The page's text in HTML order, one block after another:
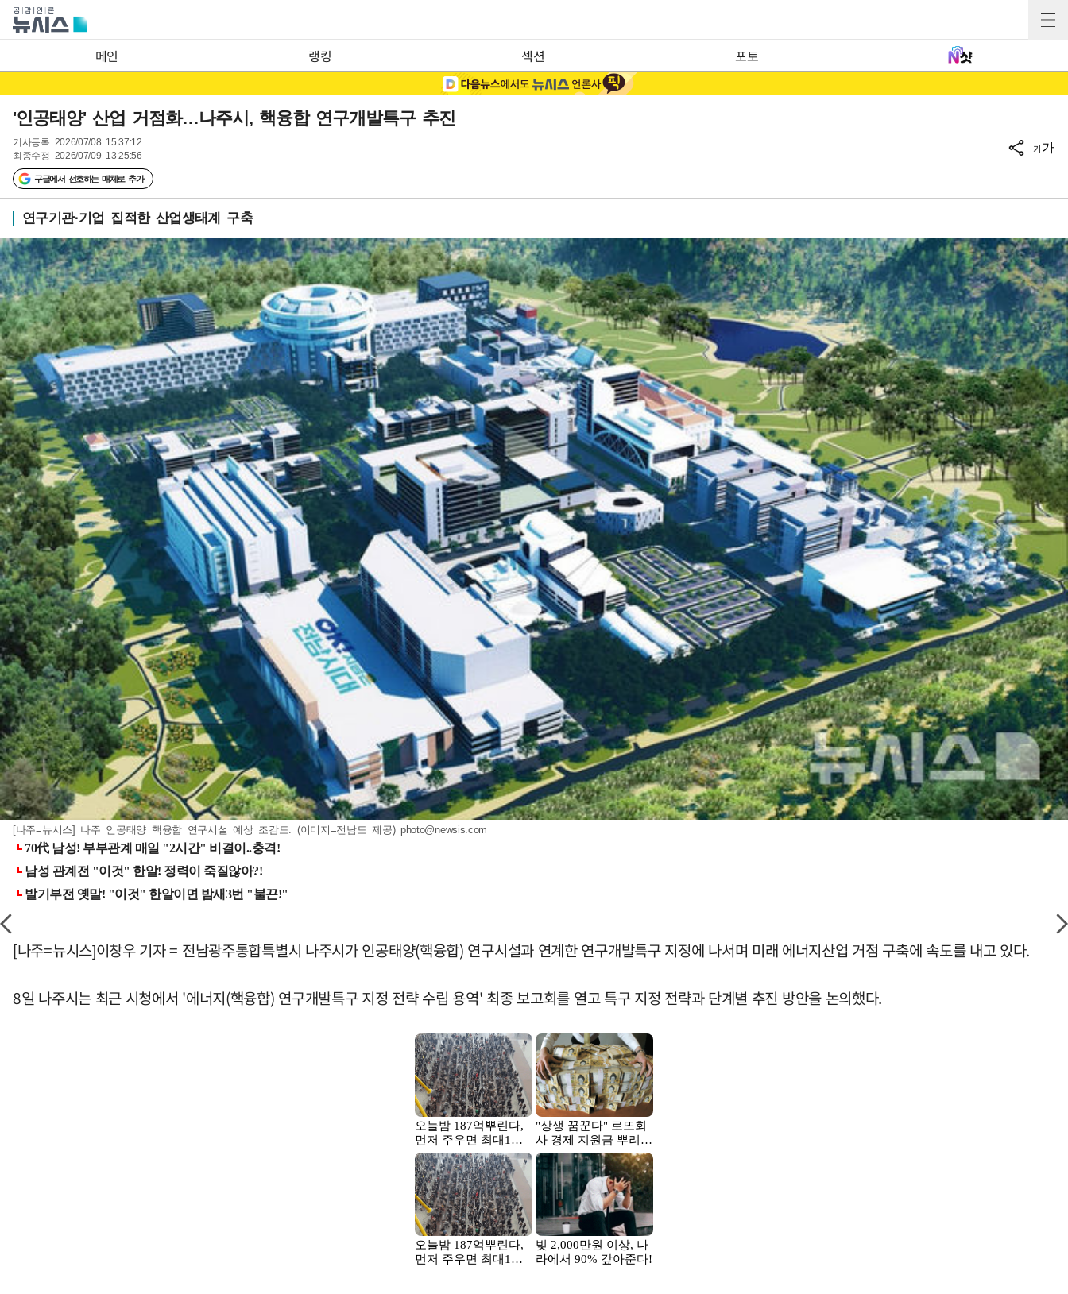
메인 랭킹 섹션 포토
'인공태양' 산업 거점화…나주시, 핵융합 연구개발특구 추진
기사등록 2026/07/08 15:37:12
최종수정 2026/07/09 13:25:56
구글에서 선호하는 매체로 추가
가가
연구기관·기업 집적한 산업생태계 구축
[나주=뉴시스] 나주 인공태양 핵융합 연구시설 예상 조감도. (이미지=전남도 제공) photo@newsis.com
[나주=뉴시스]이창우 기자 = 전남광주통합특별시 나주시가 인공태양(핵융합) 연구시설과 연계한 연구개발특구 지정에 나서며 미래 에너지산업 거점 구축에 속도를 내고 있다.
8일 나주시는 최근 시청에서 '에너지(핵융합) 연구개발특구 지정 전략 수립 용역' 최종 보고회를 열고 특구 지정 전략과 단계별 추진 방안을 논의했다.